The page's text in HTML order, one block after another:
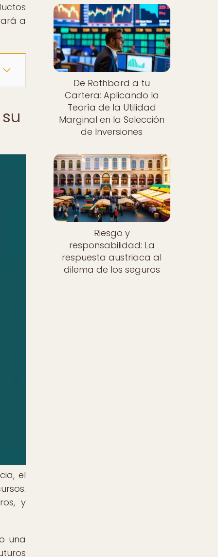
a
el
y
una
De Rothbard a tu
Cartera: Aplicando la
Teoría de la Utilidad
Marginal en la Selección
de Inversiones
Riesgo y
responsabilidad: La
respuesta austriaca al
dilema de los seguros